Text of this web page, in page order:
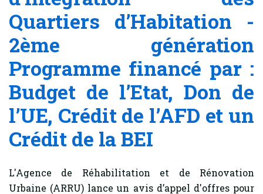
Quartiers d’Habitation -
2ème génération
Programme financé par :
Budget de l’Etat, Don de
l’UE, Crédit de l’AFD et un
Crédit de la BEI
L'Agence de Réhabilitation et de Rénovation
Urbaine (ARRU) lance un avis d’appel d'offres pour